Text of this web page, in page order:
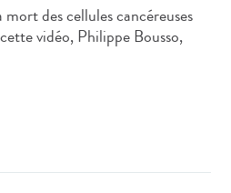
des cellules cancéreuses
vidéo, Philippe Bousso,